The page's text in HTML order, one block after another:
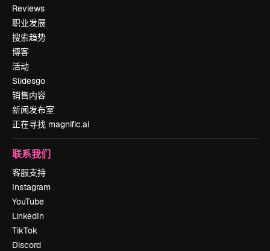
Reviews
职业发展
搜索趋势
博客
活动
Slidesgo
销售内容
新闻发布室
正在寻找 magnific.ai
联系我们
客服支持
Instagram
YouTube
LinkedIn
TikTok
Discord